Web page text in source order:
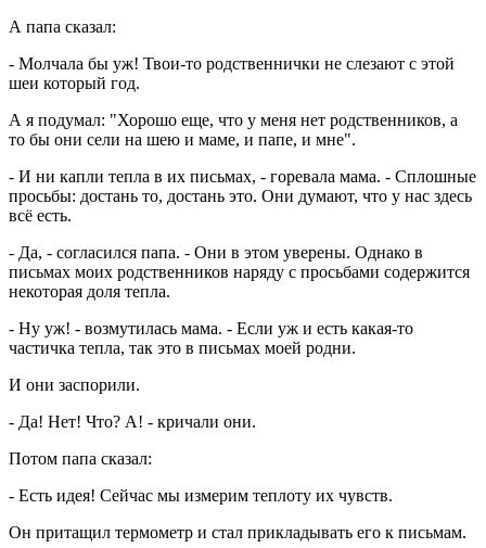
А папа сказал:
- Молчала бы уж! Твои-то родственнички не слезают с этой
шеи который год.
А я подумал: "Хорошо еще, что у меня нет родственников, а
то бы они сели на шею и маме, и папе, и мне".
- И ни капли тепла в их письмах, - горевала мама. - Сплошные
просьбы: достань то, достань это. Они думают, что у нас здесь
всё есть.
- Да, - согласился папа. - Они в этом уверены. Однако в
письмах моих родственников наряду с просьбами содержится
некоторая доля тепла.
- Ну уж! - возмутилась мама. - Если уж и есть какая-то
частичка тепла, так это в письмах моей родни.
И они заспорили.
- Да! Нет! Что? А! - кричали они.
Потом папа сказал:
- Есть идея! Сейчас мы измерим теплоту их чувств.
Он притащил термометр и стал прикладывать его к письмам.